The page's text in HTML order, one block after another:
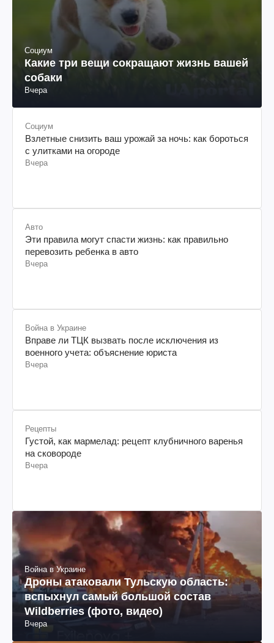
Социум
Какие три вещи сокращают жизнь вашей
собаки
Вчера
Социум
Взлетные снизить ваш урожай за ночь: как бороться
с улитками на огороде
Вчера
Авто
Эти правила могут спасти жизнь: как правильно
перевозить ребенка в авто
Вчера
Война в Украине
Вправе ли ТЦК вызвать после исключения из
военного учета: объяснение юриста
Вчера
Рецепты
Густой, как мармелад: рецепт клубничного варенья
на сковороде
Вчера
Война в Украине
Дроны атаковали Тульскую область:
вспыхнул самый большой состав
Wildberries (фото, видео)
Вчера